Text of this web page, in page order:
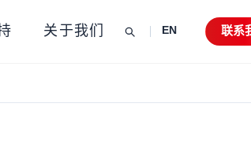
关于我们 EN 联系